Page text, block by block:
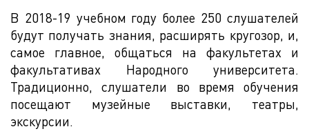
В 2018-19 учебном году более 250 слушателей
будут получать знания, расширять кругозор, и,
самое главное, общаться на факультетах и
факультативах Народного университета.
Традиционно, слушатели во время обучения
посещают музейные выставки, театры,
экскурсии.